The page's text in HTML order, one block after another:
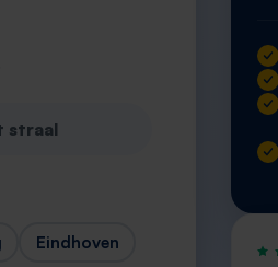
straal
Eindhoven